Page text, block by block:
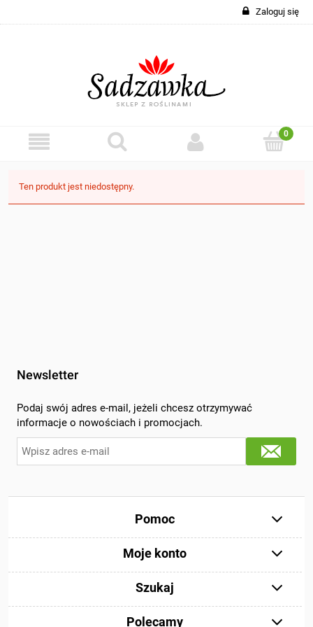
Zaloguj się
Ten produkt jest niedostępny.
Newsletter
Podaj swój adres e-mail, jeżeli chcesz otrzymywać
informacje o nowościach i promocjach.
Pomoc
Moje konto
Szukaj
Polecamy